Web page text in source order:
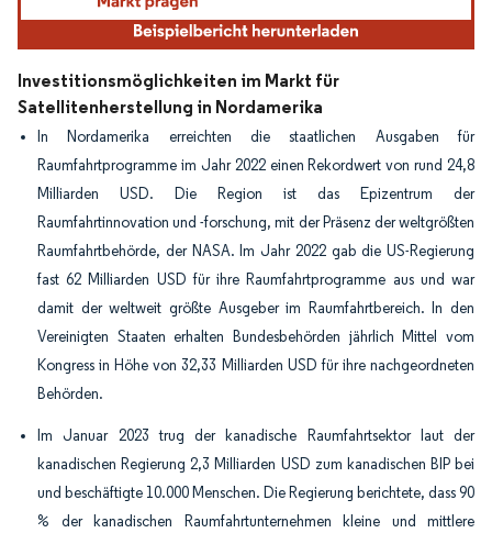
Investitionsmöglichkeiten im Markt für
Satellitenherstellung in Nordamerika
In Nordamerika erreichten die staatlichen Ausgaben für
Raumfahrtprogramme im Jahr 2022 einen Rekordwert von rund 24,8
Milliarden USD. Die Region ist das Epizentrum der
Raumfahrtinnovation und -forschung, mit der Präsenz der weltgrößten
Raumfahrtbehörde, der NASA. Im Jahr 2022 gab die US-Regierung
fast 62 Milliarden USD für ihre Raumfahrtprogramme aus und war
damit der weltweit größte Ausgeber im Raumfahrtbereich. In den
Vereinigten Staaten erhalten Bundesbehörden jährlich Mittel vom
Kongress in Höhe von 32,33 Milliarden USD für ihre nachgeordneten
Behörden.
Im Januar 2023 trug der kanadische Raumfahrtsektor laut der
kanadischen Regierung 2,3 Milliarden USD zum kanadischen BIP bei
und beschäftigte 10.000 Menschen. Die Regierung berichtete, dass 90
% der kanadischen Raumfahrtunternehmen kleine und mittlere